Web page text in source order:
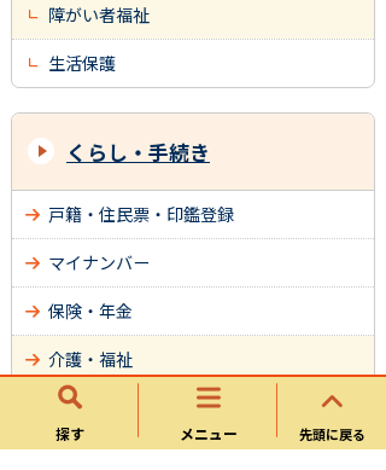
探す メニュー 先頭に戻る
障がい者福祉
生活保護
くらし・手続き
戸籍・住民票・印鑑登録
マイナンバー
保険・年金
介護・福祉
健康・医療
税金(個人)